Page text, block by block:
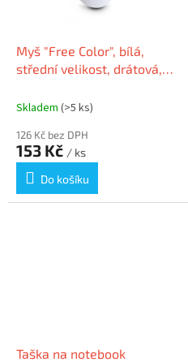
Myš "Free Color", bílá,
střední velikost, drátová,
FACTORY CMW02UF
Skladem (>5 ks)
126 Kč bez DPH
153 Kč / ks
Do košíku
Taška na notebook